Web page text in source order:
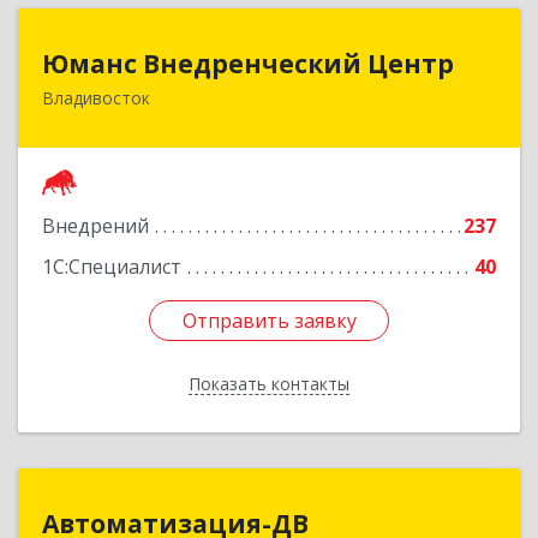
Юманс Внедренческий Центр
Владивосток
Внедрений
237
1С:Специалист
40
Отправить заявку
Показать контакты
Юманс Внедренческий Центр
690014, Приморский край, Владивосток г,
Отправить заявку
Назад
Автоматизация-ДВ